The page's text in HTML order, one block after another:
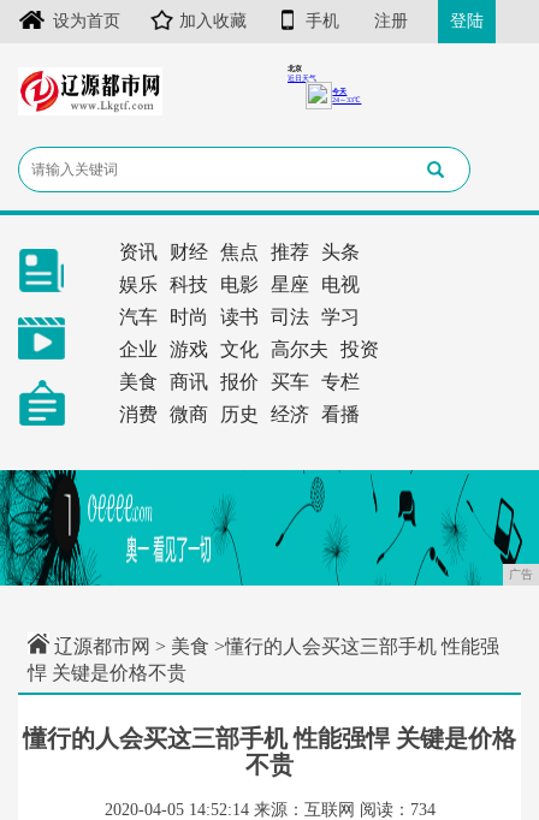
设为首页 加入收藏 手机 注册 登陆
资讯 财经 焦点 推荐
头条
娱乐
科技 电影 星座
电视
汽车
时尚 读书 司法
学习
企业
游戏 文化 高尔夫
投资
美食
商讯 报价 买车
专栏
消费
微商 历史 经济 看播
广告
辽源都市网 > 美食 >懂行的人会买这三部手机 性能强
悍 关键是价格不贵
懂行的人会买这三部手机 性能强悍 关键是价格
不贵
2020-04-05 14:52:14 来源：互联网 阅读：734